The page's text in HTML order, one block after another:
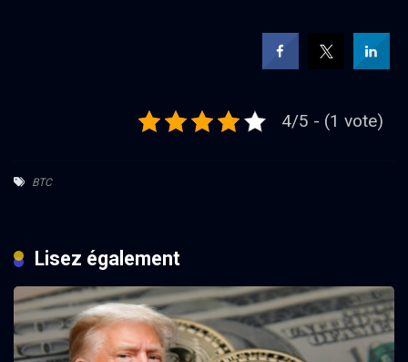
4/5 - (1 vote)
BTC
Lisez également